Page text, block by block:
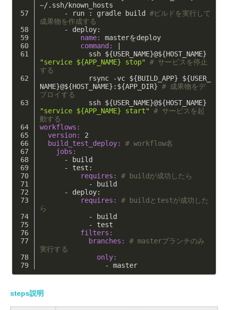
~/.ssh/known_hosts
      - run : gradle build
#ビルドを実行して
成果物を作成する
      - deploy:
          name:
masterをdeploy
          command:
"service ${APP_NAME} stop" # サービスを停止
する
NAME}@${HOST_NAME}:${APP_DIR} # 成果物をデ
プロイする
"service ${APP_NAME} start" # サービスを起
動する
workflows:
  version:
2
  build_test_deploy:
# workflow名
    jobs:
      - build
      - test:
          requires:
# buildが成功したら
            - build
      - deploy:
          requires:
# buildとtestが成功した
ら
            - build
            - test
          filters:
            branches:
# masterブランチのみ
実行する
              only:
                - master
steps説明